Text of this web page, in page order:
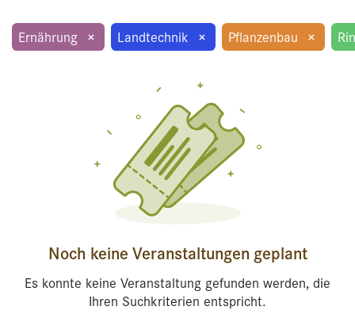
Ernährung × Landtechnik × Pflanzenbau ×
Noch keine Veranstaltungen geplant
Es konnte keine Veranstaltung gefunden werden, die
Ihren Suchkriterien entspricht.